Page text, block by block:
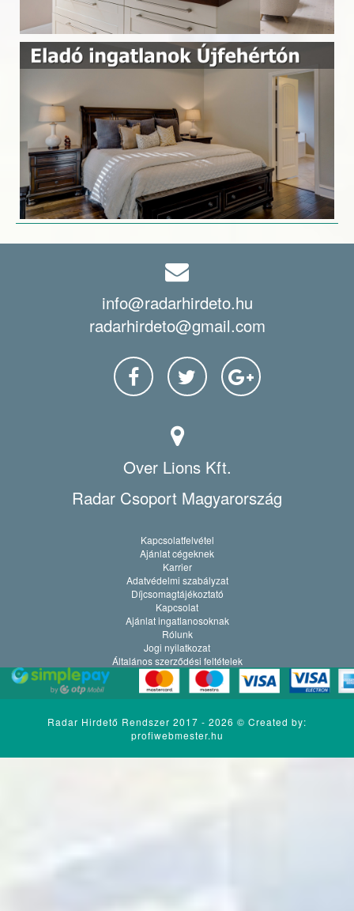
info@radarhirdeto.hu
radarhirdeto@gmail.com
Over Lions Kft.
Radar Csoport Magyarország
Kapcsolatfelvétel
Ajánlat cégeknek
Karrier
Adatvédelmi szabályzat
Díjcsomagtájékoztató
Kapcsolat
Ajánlat ingatlanosoknak
Rólunk
Jogi nyilatkozat
Általános szerződési feltételek
Radar Hirdető Rendszer 2017 - 2026 © Created by:
profiwebmester.hu